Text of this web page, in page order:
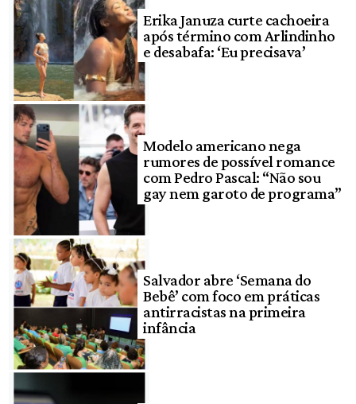
Erika Januza curte cachoeira
após término com Arlindinho
e desabafa: ‘Eu precisava’
Modelo americano nega
rumores de possível romance
com Pedro Pascal: “Não sou
gay nem garoto de programa”
Salvador abre ‘Semana do
Bebê’ com foco em práticas
antirracistas na primeira
infância